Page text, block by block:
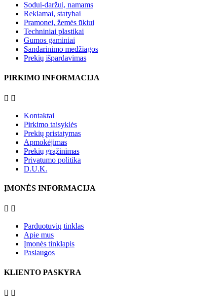
Sodui-daržui, namams
Reklamai, statybai
Pramonei, žemės ūkiui
Techniniai plastikai
Gumos gaminiai
Sandarinimo medžiagos
Prekių išpardavimas
PIRKIMO INFORMACIJA
 
Kontaktai
Pirkimo taisyklės
Prekių pristatymas
Apmokėjimas
Prekių grąžinimas
Privatumo politika
D.U.K.
ĮMONĖS INFORMACIJA
 
Parduotuvių tinklas
Apie mus
Įmonės tinklapis
Paslaugos
KLIENTO PASKYRA
 